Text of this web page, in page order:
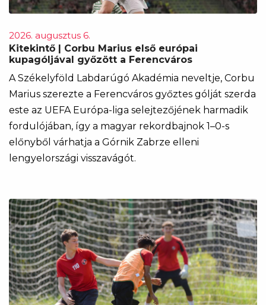
2026. augusztus 6.
Kitekintő | Corbu Marius első európai
kupagóljával győzött a Ferencváros
A Székelyföld Labdarúgó Akadémia neveltje, Corbu
Marius szerezte a Ferencváros győztes gólját szerda
este az UEFA Európa-liga selejtezőjének harmadik
fordulójában, így a magyar rekordbajnok 1–0-s
előnyből várhatja a Górnik Zabrze elleni
lengyelországi visszavágót.